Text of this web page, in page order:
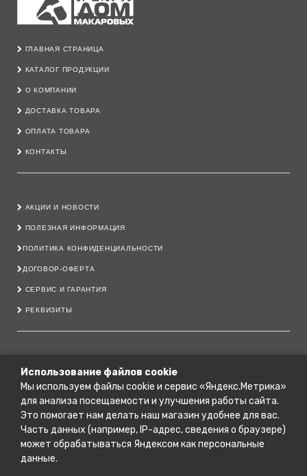
ГЛАВНАЯ СТРАНИЦА
КАТАЛОГ ПРОДУКЦИИ
О КОМПАНИИ
ДОСТАВКА ТОВАРА
ОПЛАТА ТОВАРА
КОНТАКТЫ
АКЦИИ И НОВОСТИ
ПОЛЕЗНАЯ ИНФОРМАЦИЯ
ПОЛИТИКА КОНФИДЕНЦИАЛЬНОСТИ
ДОГОВОР-ОФЕРТА
СЕРВИС И ГАРАНТИЯ
РЕКВИЗИТЫ
79206444700@YANDEX.RU
Г. КОСТРОМА, ПРОСПЕКТ МИРА, 151 А.
Г. КОСТРОМА, УЛ. МАГИСТРАЛЬНАЯ, 63/2
Г. КОСТРОМА, УЛ. ЮРИЯ СМИРНОВА, 36
Использование файлов cookie
Мы используем файлы cookie и сервис «Яндекс.Метрика»
для анализа посещаемости и улучшения работы сайта.
Это помогает нам делать наш магазин удобнее для вас.
Часть данных (например, IP-адрес, сведения о браузере)
может обрабатываться Яндексом как персональные
данные.